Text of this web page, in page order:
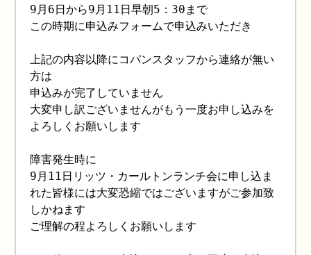
9月6日から9月11日早朝5：30まで
この時期に申込みフォームで申込みいただき
上記の内容以降にコパンスタッフから連絡が無い
方は
申込みが完了していません
大変申し訳ございませんがもう一度お申し込みを
よろしくお願いします
障害発生時に
9月11日リッツ・カールトンランチ会に申し込ま
れた皆様には大変恐縮ではございますがご参加致
しかねます
ご理解の程よろしくお願いします